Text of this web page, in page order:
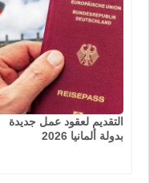
التقديم لعقود عمل جديدة
بدولة ألمانيا 2026